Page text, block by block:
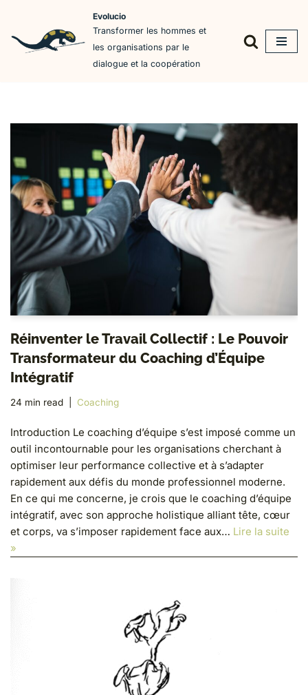
Aller
Evolucio
Transformer les hommes et
les organisations par le
dialogue et la coopération
Réinventer le Travail Collectif : Le Pouvoir
Transformateur du Coaching d’Équipe
Intégratif
24 min read Coaching
Introduction Le coaching d’équipe s’est imposé comme un
outil incontournable pour les organisations cherchant à
optimiser leur performance collective et à s’adapter
rapidement aux défis du monde professionnel moderne.
En ce qui me concerne, je crois que le coaching d’équipe
intégratif, avec son approche holistique alliant tête, cœur
et corps, va s’imposer rapidement face aux… Lire la suite
»